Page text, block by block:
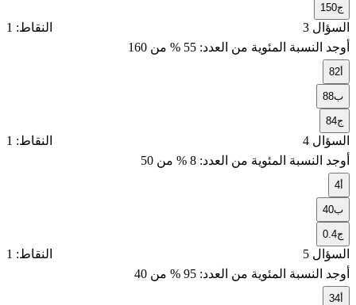
ج150
السؤال 3
النقاط: 1
أوجد النسبة المئوية من العدد: 55% من 160
82
ب88
ج84
السؤال 4
النقاط: 1
أوجد النسبة المئوية من العدد: 8% من 50
4
ب40
ج0.4
السؤال 5
النقاط: 1
أوجد النسبة المئوية من العدد: 95% من 40
34